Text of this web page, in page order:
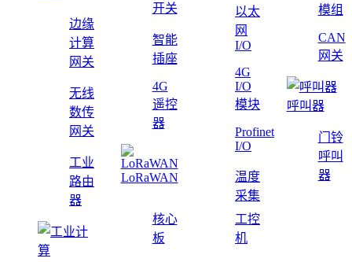
边缘
计算
网关
无线
数传
网关
工业
路由
器
开关
智能
插座
4G
遥控
器
LoRaWAN
以太
网
I/O
4G
I/O
模块
Profinet
I/O
温度
采集
模组
CAN
网关
呼叫器
门铃
呼叫
器
核心
板
工控
机